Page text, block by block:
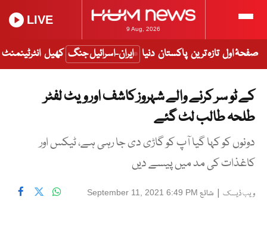
9 Aug, 2026
LIVE
صفحۂ اول تازہ ترین پاکستان دنیا ایران-اسرائیل جنگ کھیل انٹرٹینمنٹ
کے ٹو سر کرنے والے شہروز کاشف اور ویٹ لفٹر
طلحہ طالب لٹ گئے
دونوں کو کہا گیا آپ کو گاڑی دی جا رہی ہے، ٹیکس اور
کاغذات کی مد میں پیسے دیں
ویب ڈیسک | شائع September 11, 2021 6:49 PM